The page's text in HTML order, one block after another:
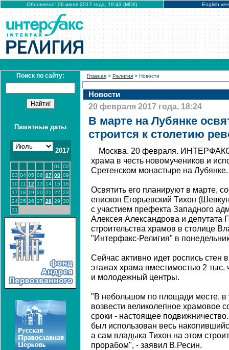
Обновлено: 06 июля 2017 года, 19:43 (МСК) English
Поиск по сайту:
Памятные даты
2017
01
02
03 04 05 06 07 08 09
10
11 12 13 14 15
16
17 18 19 20 21 22 23
24 25 26 27 28 29 30
31
Главная > Религия > Новости
Новости
20 февраля 2017 года, 18:24
В марте на Лубянке
строится к столетию
Москва. 20 февраля. ИНТЕРФАКС
храма в честь новомучеников и
Сретенском монастыре на Лубянке.
Освятить его планируют в марте,
епископ Егорьевский Тихон
с участием префекта Западного
Алексея Александрова и депутата
строительства храмов в столице
"Интерфакс-Религия" в
Сейчас активно идет роспись стен
этажах храма вместимостью 2 тыс.
и молодежный центры.
"В небольшом по площади месте, в
возвести великолепное храмовое
сроки - настоящее
был использован весь
а сам владыка Тихон на этом
прорабом", - заявил В.Ресин.